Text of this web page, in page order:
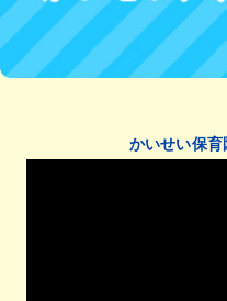
かいせい保